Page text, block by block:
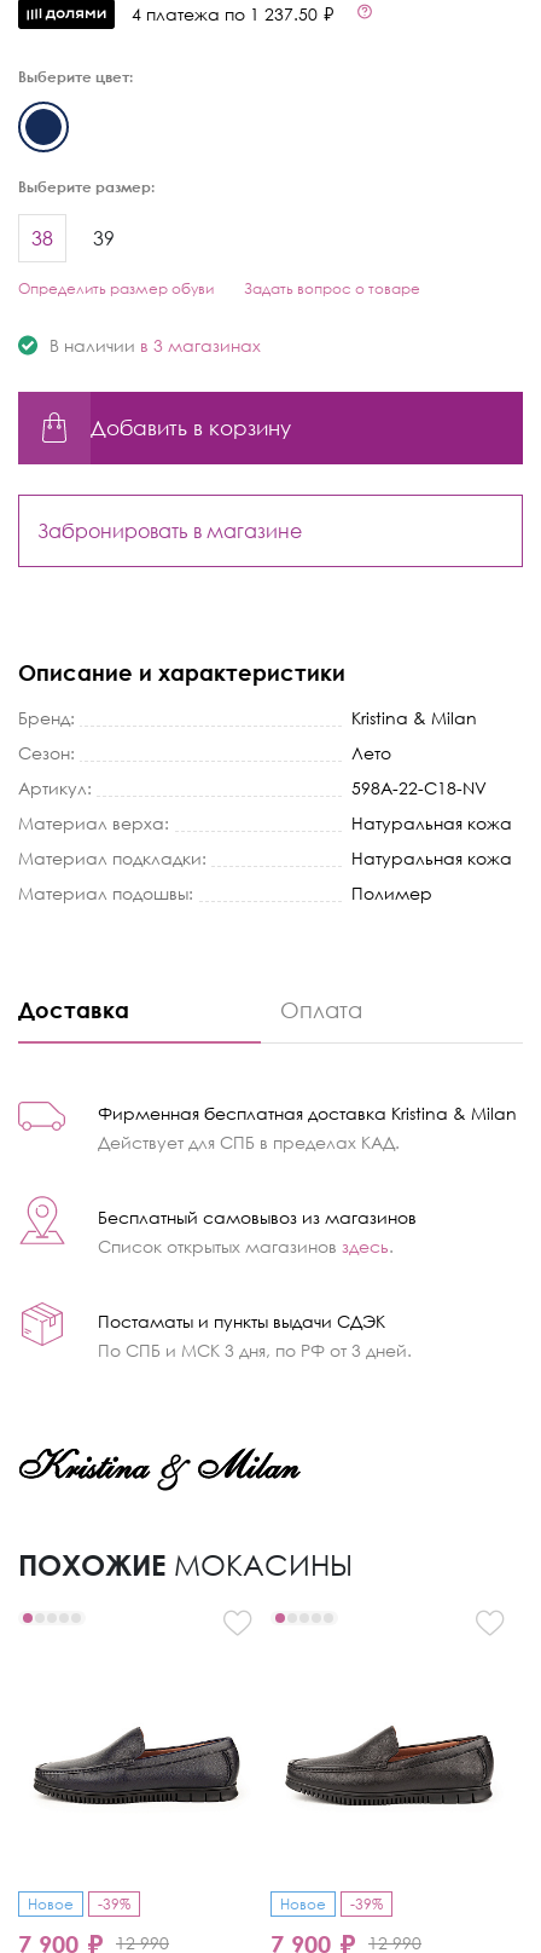
4 платежа по 1 237.50 ₽
Выберите цвет:
Выберите размер:
38 39
Определить размер обуви Задать вопрос о товаре
В наличии в 3 магазинах
Добавить в корзину
Забронировать в магазине
Описание и характеристики
Бренд:
Kristina & Milan
Сезон:
Лето
Артикул:
598A-22-C18-NV
Материал верха:
Натуральная кожа
Материал подкладки:
Натуральная кожа
Материал подошвы:
Полимер
Доставка Оплата
Фирменная бесплатная доставка Kristina & Milan
Действует для СПБ в пределах КАД.
Бесплатный самовывоз из магазинов
Список открытых магазинов здесь.
Постаматы и пункты выдачи СДЭК
По СПБ и МСК 3 дня, по РФ от 3 дней.
ПОХОЖИЕ МОКАСИНЫ
Новое -39%
7 900 ₽ 12 990
Новое -39%
7 900 ₽ 12 990